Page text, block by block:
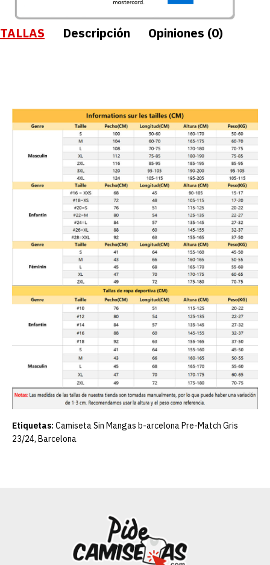
TALLAS Descripción Opiniones (0)
Etiquetas: Camiseta Sin Mangas b-arcelona Pre-Match Gris
23/24, Barcelona